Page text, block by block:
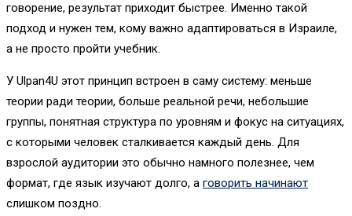
говорение, результат приходит быстрее. Именно такой
подход и нужен тем, кому важно адаптироваться в Израиле,
а не просто пройти учебник.
У Ulpan4U этот принцип встроен в саму систему: меньше
теории ради теории, больше реальной речи, небольшие
группы, понятная структура по уровням и фокус на ситуациях,
с которыми человек сталкивается каждый день. Для
взрослой аудитории это обычно намного полезнее, чем
формат, где язык изучают долго, а говорить начинают
слишком поздно.